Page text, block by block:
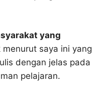
yang
menurut saya ini yang
dengan jelas pada
pelajaran.